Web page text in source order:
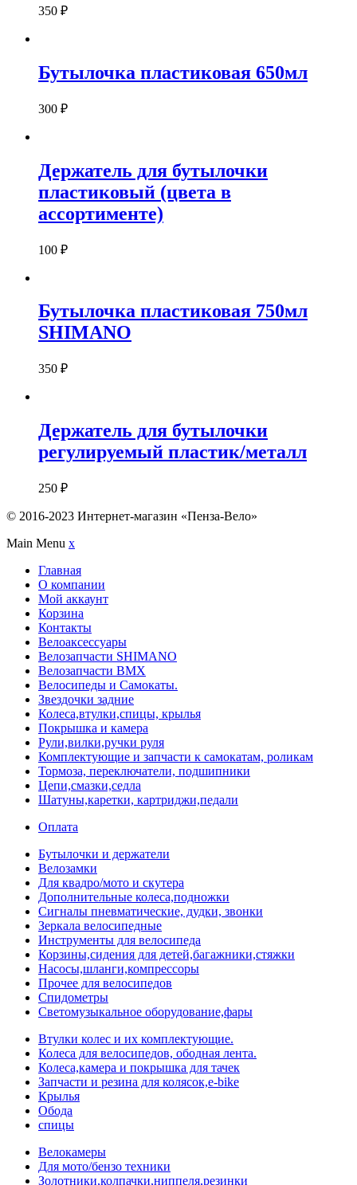
350 ₽
Бутылочка пластиковая 650мл
300 ₽
Держатель для бутылочки
пластиковый (цвета в
ассортименте)
100 ₽
Бутылочка пластиковая 750мл
SHIMANO
350 ₽
Держатель для бутылочки
регулируемый пластик/металл
250 ₽
© 2016-2023 Интернет-магазин «Пенза-Вело»
Main Menu x
Главная
О компании
Мой аккаунт
Корзина
Контакты
Велоаксессуары
Велозапчасти SHIMANO
Велозапчасти BMX
Велосипеды и Самокаты.
Звездочки задние
Колеса,втулки,спицы, крылья
Покрышка и камера
Рули,вилки,ручки руля
Комплектующие и запчасти к самокатам, роликам
Тормоза, переключатели, подшипники
Цепи,смазки,седла
Шатуны,каретки, картриджи,педали
Оплата
Бутылочки и держатели
Велозамки
Для квадро/мото и скутера
Дополнительные колеса,подножки
Сигналы пневматические, дудки, звонки
Зеркала велосипедные
Инструменты для велосипеда
Корзины,сидения для детей,багажники,стяжки
Насосы,шланги,компрессоры
Прочее для велосипедов
Спидометры
Светомузыкальное оборудование,фары
Втулки колес и их комплектующие.
Колеса для велосипедов, ободная лента.
Колеса,камера и покрышка для тачек
Запчасти и резина для колясок,e-bike
Крылья
Обода
спицы
Велокамеры
Для мото/бензо техники
Золотники,колпачки,ниппеля,резинки